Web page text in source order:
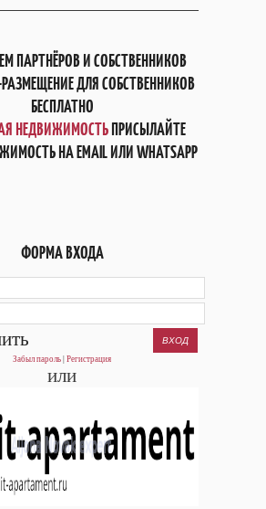
ПАРТНЁРОВ И СОБСТВЕННИКОВ
ДЛЯ СОБСТВЕННИКОВ
БЕСПЛАТНО
НЕДВИЖИМОСТЬПРИСЫЛАЙТЕ
НА EMAIL ИЛИ WHATSAPP
ФОРМА ВХОДА
Забыл пароль Регистрация
или